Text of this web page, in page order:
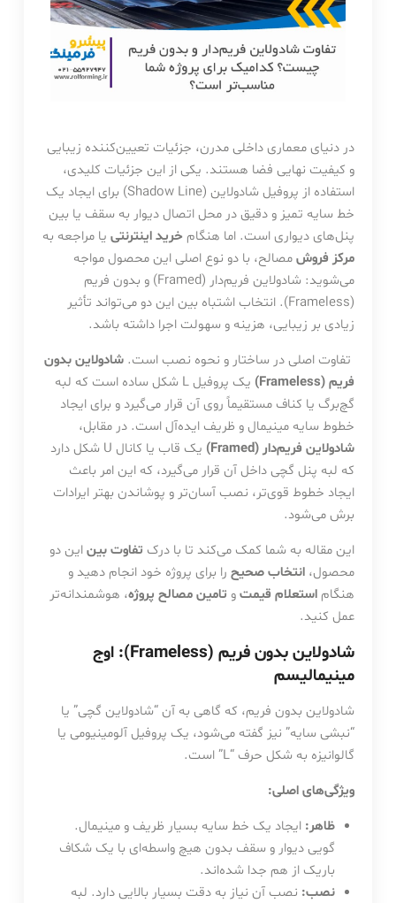
در دنیای معماری داخلی مدرن، جزئیات تعیین‌کننده زیبایی
و کیفیت نهایی فضا هستند. یکی از این جزئیات کلیدی،
استفاده از پروفیل شادولاین (Shadow Line) برای ایجاد یک
خط سایه تمیز و دقیق در محل اتصال دیوار به سقف یا بین
پنل‌های دیواری است. اما هنگام خرید اینترنتییا مراجعه به
مرکز فروشمصالح، با دو نوع اصلی این محصول مواجه
می‌شوید: شادولاین فریم‌دار (Framed) و بدون فریم
(Frameless). انتخاب اشتباه بین این دو می‌تواند تأثیر
زیادی بر زیبایی، هزینه و سهولت اجرا داشته باشد.
تفاوت اصلی در ساختار و نحوه نصب است. شادولاین بدون
فریم (Frameless)
یک پروفیل L شکل ساده است که لبه
گچ‌برگ یا کناف مستقیماً روی آن قرار می‌گیرد و برای ایجاد
خطوط سایه مینیمال و ظریف ایده‌آل است. در مقابل،
شادولاین فریم‌دار (Framed)
یک قاب یا کانال U شکل دارد
که لبه پنل گچی داخل آن قرار می‌گیرد، که این امر باعث
ایجاد خطوط قوی‌تر، نصب آسان‌تر و پوشاندن بهتر ایرادات
برش می‌شود.
این مقاله به شما کمک می‌کند تا با درک تفاوت بیناین دو
محصول، انتخاب صحیحرا برای پروژه خود انجام دهید و
هنگام استعلام قیمتو تامین مصالح پروژه، هوشمندانه‌تر
عمل کنید.
شادولاین بدون فریم (Frameless): اوج
مینیمالیسم
شادولاین بدون فریم، که گاهی به آن “شادولاین گچی” یا
“نبشی سایه” نیز گفته می‌شود، یک پروفیل آلومینیومی یا
گالوانیزه به شکل حرف “L” است.
ویژگی‌های اصلی:
ظاهر: ایجاد یک خط سایه بسیار ظریف و مینیمال.
گویی دیوار و سقف بدون هیچ واسطه‌ای با یک شکاف
باریک از هم جدا شده‌اند.
نصب: نصب آن نیاز به دقت بسیار بالایی دارد. لبه